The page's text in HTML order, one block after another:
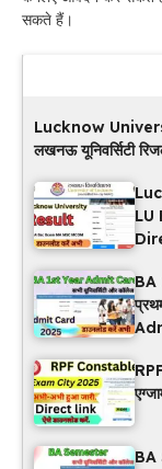
सकते हैं।
Lucknow
लखनऊ यूनिवर्सिटी
LU